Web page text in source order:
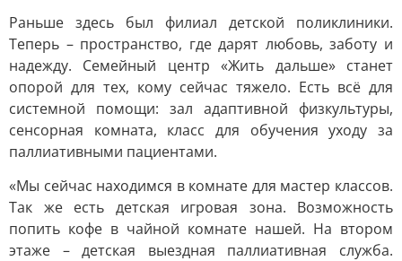
Раньше здесь был филиал детской поликлиники.
Теперь – пространство, где дарят любовь, заботу и
надежду. Семейный центр «Жить дальше» станет
опорой для тех, кому сейчас тяжело. Есть всё для
системной помощи: зал адаптивной физкультуры,
сенсорная комната, класс для обучения уходу за
паллиативными пациентами.
«Мы сейчас находимся в комнате для мастер классов.
Так же есть детская игровая зона. Возможность
попить кофе в чайной комнате нашей. На втором
этаже – детская выездная паллиативная служба.